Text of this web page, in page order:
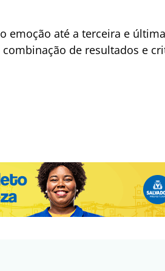
até a terceira e
de resultados e